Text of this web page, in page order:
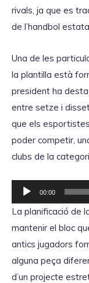
rivals, ja que es
de l’handbol
Una de les
la plantilla està
president ha
entre setze i
que els
poder competir,
clubs de la
e
00:00
La planificació de
mantenir el bloc
antics jugadors
alguna peça
d’un projecte